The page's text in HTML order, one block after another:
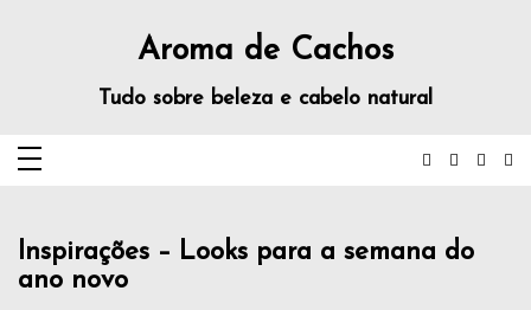
Aroma de Cachos
Tudo sobre beleza e cabelo natural
Inspirações – Looks para a semana do
ano novo